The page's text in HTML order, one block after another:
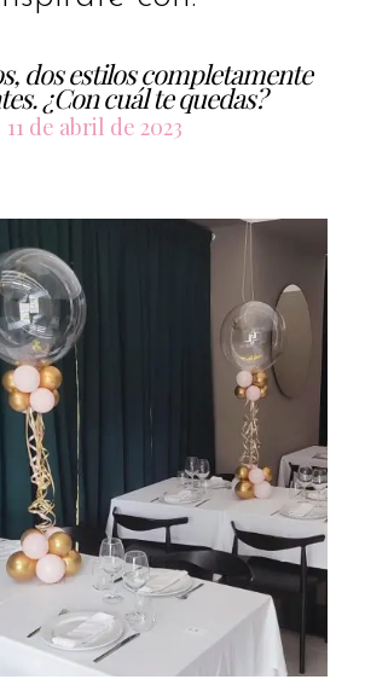
dos estilos completamente
¿Con cuál te quedas?
11 de abril de 2023